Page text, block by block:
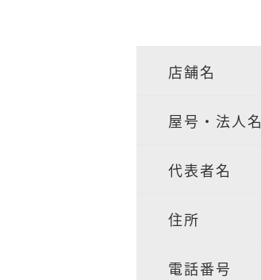
店舗名
屋号・法人名
代表者名
住所
電話番号